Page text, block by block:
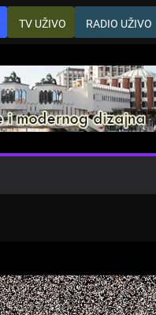
TV UŽIVO RADIO UŽIVO